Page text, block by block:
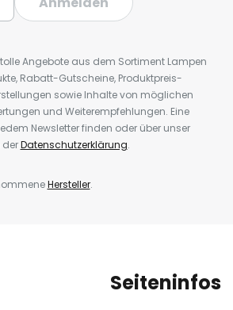
Angebote aus dem Sortiment Lampen
Rabatt-Gutscheine, Produktpreis-
sowie Inhalte von möglichen
und Weiterempfehlungen. Eine
Newsletter finden oder über unser
derDatenschutzerklärung.
Hersteller.
Seiteninfos